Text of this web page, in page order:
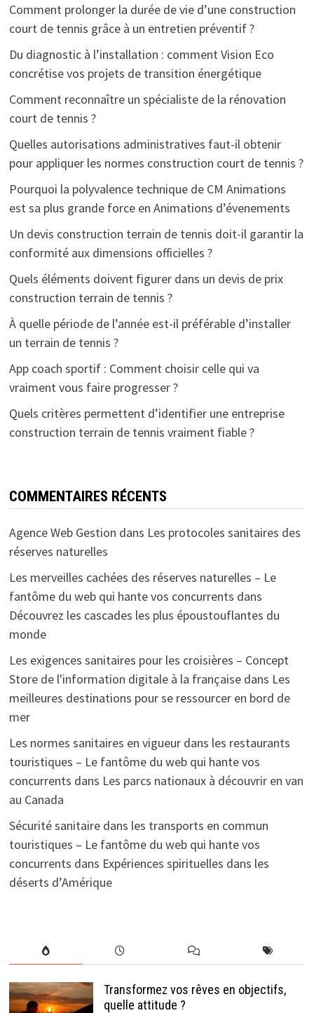
Comment prolonger la durée de vie d’une construction
court de tennis grâce à un entretien préventif ?
Du diagnostic à l’installation : comment Vision Eco
concrétise vos projets de transition énergétique
Comment reconnaître un spécialiste de la rénovation
court de tennis ?
Quelles autorisations administratives faut-il obtenir
pour appliquer les normes construction court de tennis ?
Pourquoi la polyvalence technique de CM Animations
est sa plus grande force en Animations d’évenements
Un devis construction terrain de tennis doit-il garantir la
conformité aux dimensions officielles ?
Quels éléments doivent figurer dans un devis de prix
construction terrain de tennis ?
À quelle période de l’année est-il préférable d’installer
un terrain de tennis ?
App coach sportif : Comment choisir celle qui va
vraiment vous faire progresser ?
Quels critères permettent d’identifier une entreprise
construction terrain de tennis vraiment fiable ?
COMMENTAIRES RÉCENTS
Agence Web Gestion dans Les protocoles sanitaires des
réserves naturelles
Les merveilles cachées des réserves naturelles – Le
fantôme du web qui hante vos concurrents dans
Découvrez les cascades les plus époustouflantes du
monde
Les exigences sanitaires pour les croisières – Concept
Store de l'information digitale à la françaisedans Les
meilleures destinations pour se ressourcer en bord de
mer
Les normes sanitaires en vigueur dans les restaurants
touristiques – Le fantôme du web qui hante vos
concurrents dans Les parcs nationaux à découvrir en van
au Canada
Sécurité sanitaire dans les transports en commun
touristiques – Le fantôme du web qui hante vos
concurrents dans Expériences spirituelles dans les
déserts d’Amérique
Transformez vos rêves en objectifs,
quelle attitude ?